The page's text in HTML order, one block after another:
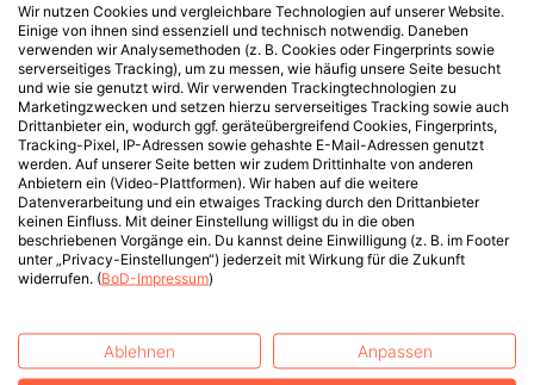
Wir nutzen Cookies und vergleichbare Technologien auf unserer Website.
Einige von ihnen sind essenziell und technisch notwendig. Daneben
verwenden wir Analysemethoden (z. B. Cookies oder Fingerprints sowie
serverseitiges Tracking), um zu messen, wie häufig unsere Seite besucht
und wie sie genutzt wird. Wir verwenden Trackingtechnologien zu
Marketingzwecken und setzen hierzu serverseitiges Tracking sowie auch
Drittanbieter ein, wodurch ggf. geräteübergreifend Cookies, Fingerprints,
Tracking-Pixel, IP-Adressen sowie gehashte E-Mail-Adressen genutzt
werden. Auf unserer Seite betten wir zudem Drittinhalte von anderen
Anbietern ein (Video-Plattformen). Wir haben auf die weitere
Datenverarbeitung und ein etwaiges Tracking durch den Drittanbieter
keinen Einfluss. Mit deiner Einstellung willigst du in die oben
beschriebenen Vorgänge ein. Du kannst deine Einwilligung (z. B. im Footer
unter „Privacy-Einstellungen“) jederzeit mit Wirkung für die Zukunft
widerrufen. (BoD-Impressum)
Ablehnen Anpassen